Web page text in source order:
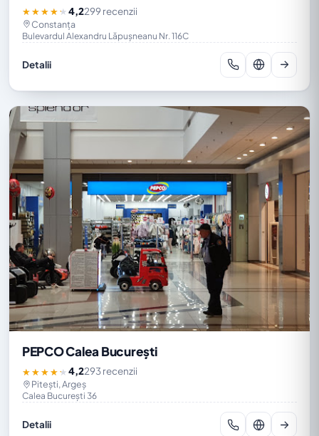
★★★★★4,2299 recenzii
Constanța
Bulevardul Alexandru Lăpușneanu Nr. 116C
Detalii
PEPCO Calea București
★★★★★4,2293 recenzii
Pitești, Argeș
Calea București 36
Detalii